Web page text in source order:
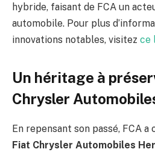
hybride, faisant de FCA un
automobile. Pour plus
innovations notables, visitez ce
Un héritage à
Chrysler
En repensant son passé, FCA a
Fiat Chrysler Automobiles